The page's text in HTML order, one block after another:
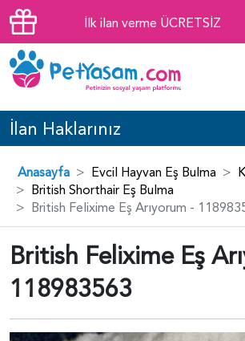
İlk ilan verme ÜCRETSİZ
İlan Haklarınız
Anasayfa Evcil Hayvan Eş Bulma
British Shorthair Eş Bulma
British Felixime Eş Arıyorum -
British Felixime Eş
118983563